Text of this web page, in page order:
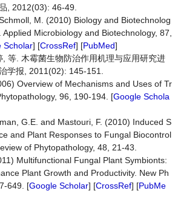
, 2012(03): 46-49.
M. (2010) Biology and Biotechnolog
Microbiology and Biotechnology, 87,
Scholar] [CrossRef] [PubMed]
, 等. 木霉菌生物防治作用机理与应用研究进
学报, 2011(02): 145-151.
Overview of Mechanisms and Uses of Tr
96, 190-194. [Google Schola
G.E. and Mastouri, F. (2010) Induced S
and Plant Responses to Fungal Biocontrol
of Phytopathology, 48, 21-43.
Multifunctional Fungal Plant Symbionts:
Plant Growth and Productivity. New Ph
649. [Google Scholar] [CrossRef] [PubMe